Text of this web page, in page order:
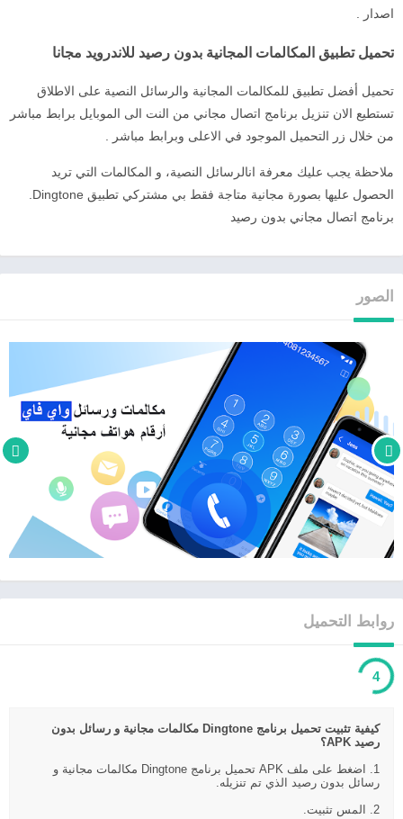
اصدار .
تحميل تطبيق المكالمات المجانية بدون رصيد للاندرويد مجانا
تحميل أفضل تطبيق للمكالمات المجانية والرسائل النصية على الاطلاق
تستطيع الان تنزيل برنامج اتصال مجاني من النت الى الموبايل برابط مباشر
من خلال زر التحميل الموجود في الاعلى وبرابط مباشر .
ملاحظة يجب عليك معرفة انالرسائل النصية، و المكالمات التي تريد
برنامج اتصال مجاني بدون رصيد
الصور
روابط التحميل
3
كيفية تثبيت تحميل برنامج Dingtone مكالمات مجانية و رسائل بدون
رصيد APK؟
1. اضغط على ملف APK تحميل برنامج Dingtone مكالمات مجانية و
رسائل بدون رصيد الذي تم تنزيله.
2. المس تثبيت.